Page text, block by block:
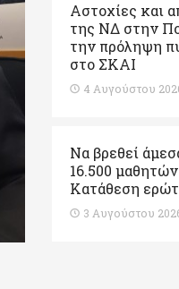
Αστοχίες και
της ΝΔ στην
την πρόληψη
στο ΣΚΑΙ
4 Αυγούστου
Να βρεθεί
16.500
Κατάθεση
3 Αυγούστου